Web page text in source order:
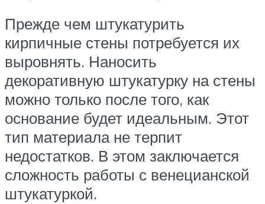
Прежде чем штукатурить
кирпичные стены потребуется их
выровнять. Наносить
декоративную штукатурку на стены
можно только после того, как
основание будет идеальным. Этот
тип материала не терпит
недостатков. В этом заключается
сложность работы с венецианской
штукатуркой.